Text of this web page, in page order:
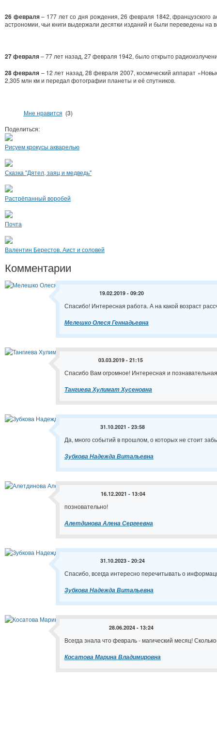
26 февраля– 177 лет со дня рождения, 26 февраля 1842, французского
астрономии, чьи книги выдержали десятки изданий и были переведены на
27 февраля– 77 лет назад, 27 февраля 1942, было открыто
28 февраля – 12 лет назад, 28 февраля 2007, космический аппарат
2,305 млн км и передал фотографии планеты и её спутников.
Мне нравится (3)
Поделиться:
Рисуем крокусы акварелью
Сказка "Дятел, заяц и медведь"
Растрёпанный воробей
Почта
Валентин Берестов. Аист и соловей
Комментарии
19.02.2019 - 09:20
Спасибо! Интересная работа. А на какой возраст
Мелешко Олеся Геннадьевна
03.03.2019 - 21:15
Спасибо Вам огромное! Интересная и
Тангиева Хулимат Хусеновна
31.10.2021 - 23:58
Да, много событий в прошлом, о которых не стоит
Зубкова Надежда Витальевна
16.12.2021 - 13:04
позновательно!
Алетдинова Алена Сергеевна
31.10.2023 - 20:24
Спасибо, всегда интересно перечитывать о
Зубкова Надежда Витальевна
28.06.2024 - 13:24
Всегда знала что февраль - магический месяц!
Косатова Марина Владимировна